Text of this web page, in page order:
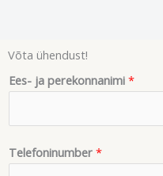
Võta ühendust!
Ees- ja perekonnanimi *
Telefoninumber *